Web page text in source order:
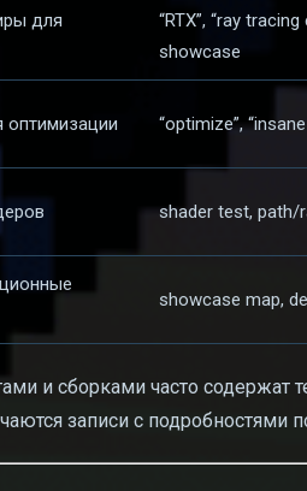
для
“RTX”, “ray
showcase
оптимизации “optimize”,
shader test, path/
showcase map,
и сборками часто содержат
записи с подробностями